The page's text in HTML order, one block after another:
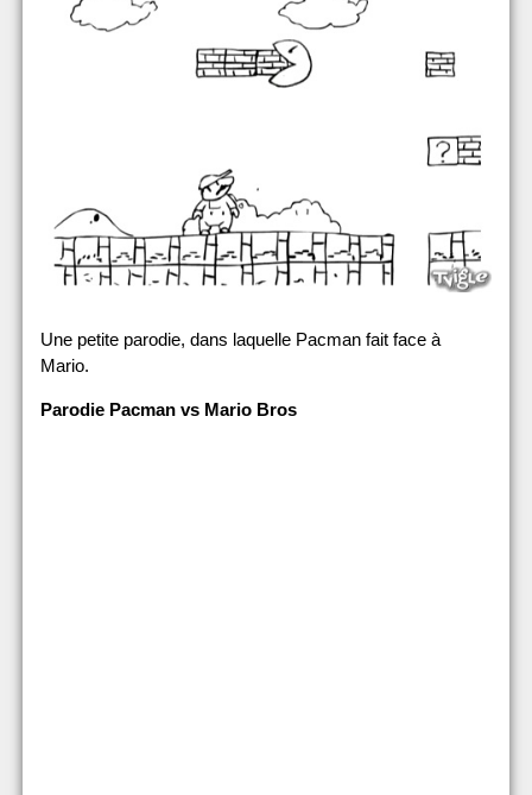
Une petite parodie, dans laquelle Pacman fait face à
Mario.
Parodie Pacman vs Mario Bros